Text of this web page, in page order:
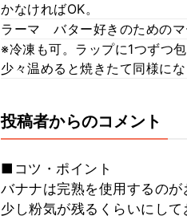
かなければOK。
ラーマ バター好きのためのマ
※冷凍も可。ラップに1つずつ
少々温めると焼きたて同様にな
投稿者からのコメント
■コツ・ポイント
バナナは完熟を使用するの
少し粉気が残るくらいにし